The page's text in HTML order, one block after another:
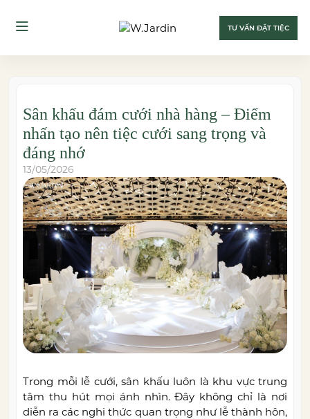
TƯ VẤN ĐẶT TIỆC
Sân khấu đám cưới nhà hàng – Điểm
nhấn tạo nên tiệc cưới sang trọng và
đáng nhớ
13/05/2026
Trong mỗi lễ cưới, sân khấu luôn là khu vực trung
tâm thu hút mọi ánh nhìn. Đây không chỉ là nơi
diễn ra các nghi thức quan trọng như lễ thành hôn,